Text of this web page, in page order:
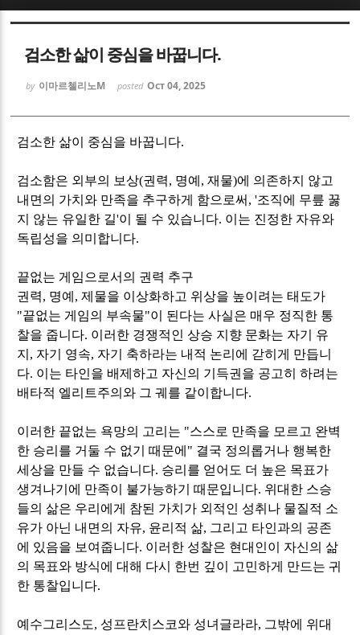
검소한 삶이 중심을 바꿉니다.
by 이마르첼리노M posted Oct 04, 2025
검소한 삶이 중심을 바꿉니다.
검소함은 외부의 보상(권력, 명예 ,재물)에 의존하지 않고
내면의 가치와 만족을 추구하게 함으로써 , '조직에 무릎 꿇
지 않는 유일한 길'이 될 수 있습니다. 이는 진정한 자유와
독립성을 의미합니다.
끝없는 게임으로서의 권력 추구
권력, 명예 ,제물을 이상화하고 위상을 높이려는 태도가
"끝없는 게임의 부속물"이 된다는 사실은 매우 정직한 통
찰을 줍니다. 이러한 경쟁적인 상승 지향 문화는 자기 유
지 , 자기 영속, 자기 축하라는 내적 논리에 갇히게 만듭니
다. 이는 타인을 배제하고 자신의 기득권을 공고히 하려는
배타적 엘리트주의와 그 궤를 같이합니다.
이러한 끝없는 욕망의 고리는 "스스로 만족을 모르고 완벽
한 승리를 거둘 수 없기 때문에 " 결국 정의롭거나 행복한
세상을 만들 수 없습니다. 승리를 얻어도 더 높은 목표가
생겨나기에 만족이 불가능하기 때문입니다. 위대한 스승
들의 삶은 우리에게 참된 가치가 외적인 성취나 물질적 소
유가 아닌 내면의 자유, 윤리적 삶, 그리고 타인과의 공존
에 있음을 보여줍니다. 이러한 성찰은 현대인이 자신의 삶
의 목표와 방식에 대해 다시 한번 깊이 고민하게 만드는 귀
한 통찰입니다.
예수그리스도, 성프란치스코와 성녀글라라, 그밖에 위대
Sketchbook5, 스케치북5
Sketchbook5, 스케치북5
Sketchbook5, 스케치북5
Sketchbook5, 스케치북5